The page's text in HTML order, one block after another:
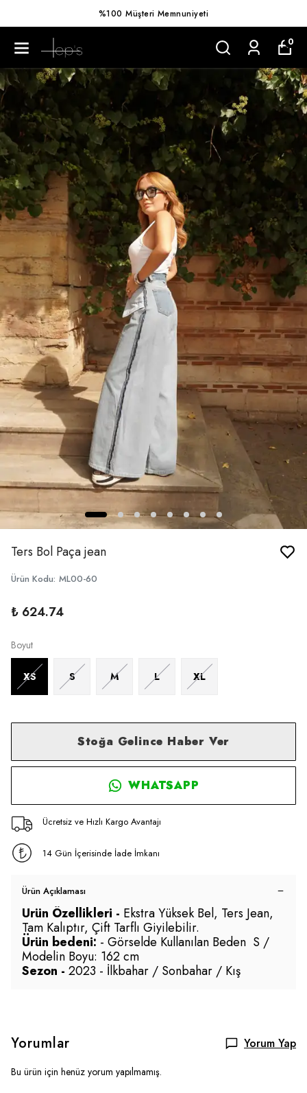
%100 Müşteri Memnuniyeti
0
Ters Bol Paça jean
Ürün Kodu: ML00-60
₺ 624.74
Boyut
XS S M L XL
Stoğa Gelince Haber Ver
WHATSAPP
Ücretsiz ve Hızlı Kargo Avantajı
14 Gün İçerisinde İade İmkanı
Ürün Açıklaması
Ürün Özellikleri - Ekstra Yüksek Bel, Ters Jean,
Tam Kalıptır, Çift Tarflı Giyilebilir.
Ürün bedeni: - Görselde Kullanılan Beden S /
Modelin Boyu: 162 cm
Sezon - 2023 - İlkbahar / Sonbahar / Kış
Yorumlar Yorum Yap
Bu ürün için henüz yorum yapılmamış.